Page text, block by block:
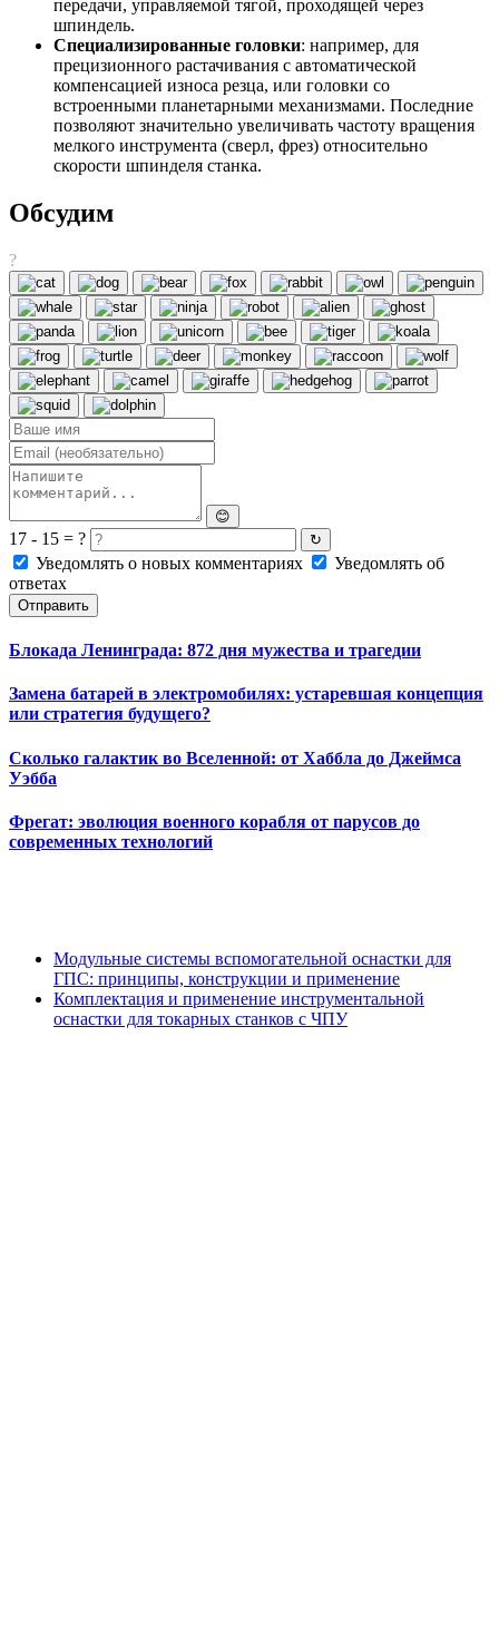
передачи, управляемой тягой, проходящей через
шпиндель.
Специализированные головки: например, для
прецизионного растачивания с автоматической
компенсацией износа резца, или головки со
встроенными планетарными механизмами. Последние
позволяют значительно увеличивать частоту вращения
мелкого инструмента (сверл, фрез) относительно
скорости шпинделя станка.
Обсудим
?
😊
17 - 15 = ? ↻
Уведомлять о новых комментариях
Уведомлять об
ответах
Отправить
Блокада Ленинграда: 872 дня мужества и трагедии
Замена батарей в электромобилях: устаревшая концепция
или стратегия будущего?
Сколько галактик во Вселенной: от Хаббла до Джеймса
Уэбба
Фрегат: эволюция военного корабля от парусов до
современных технологий
Модульные системы вспомогательной оснастки для
ГПС: принципы, конструкции и применение
Комплектация и применение инструментальной
оснастки для токарных станков с ЧПУ